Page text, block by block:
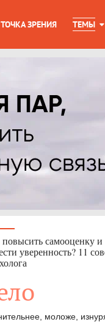
ТОЧКА ЗРЕНИЯ ТЕМЫ
самооценку и
уверенность? 11
моложе,